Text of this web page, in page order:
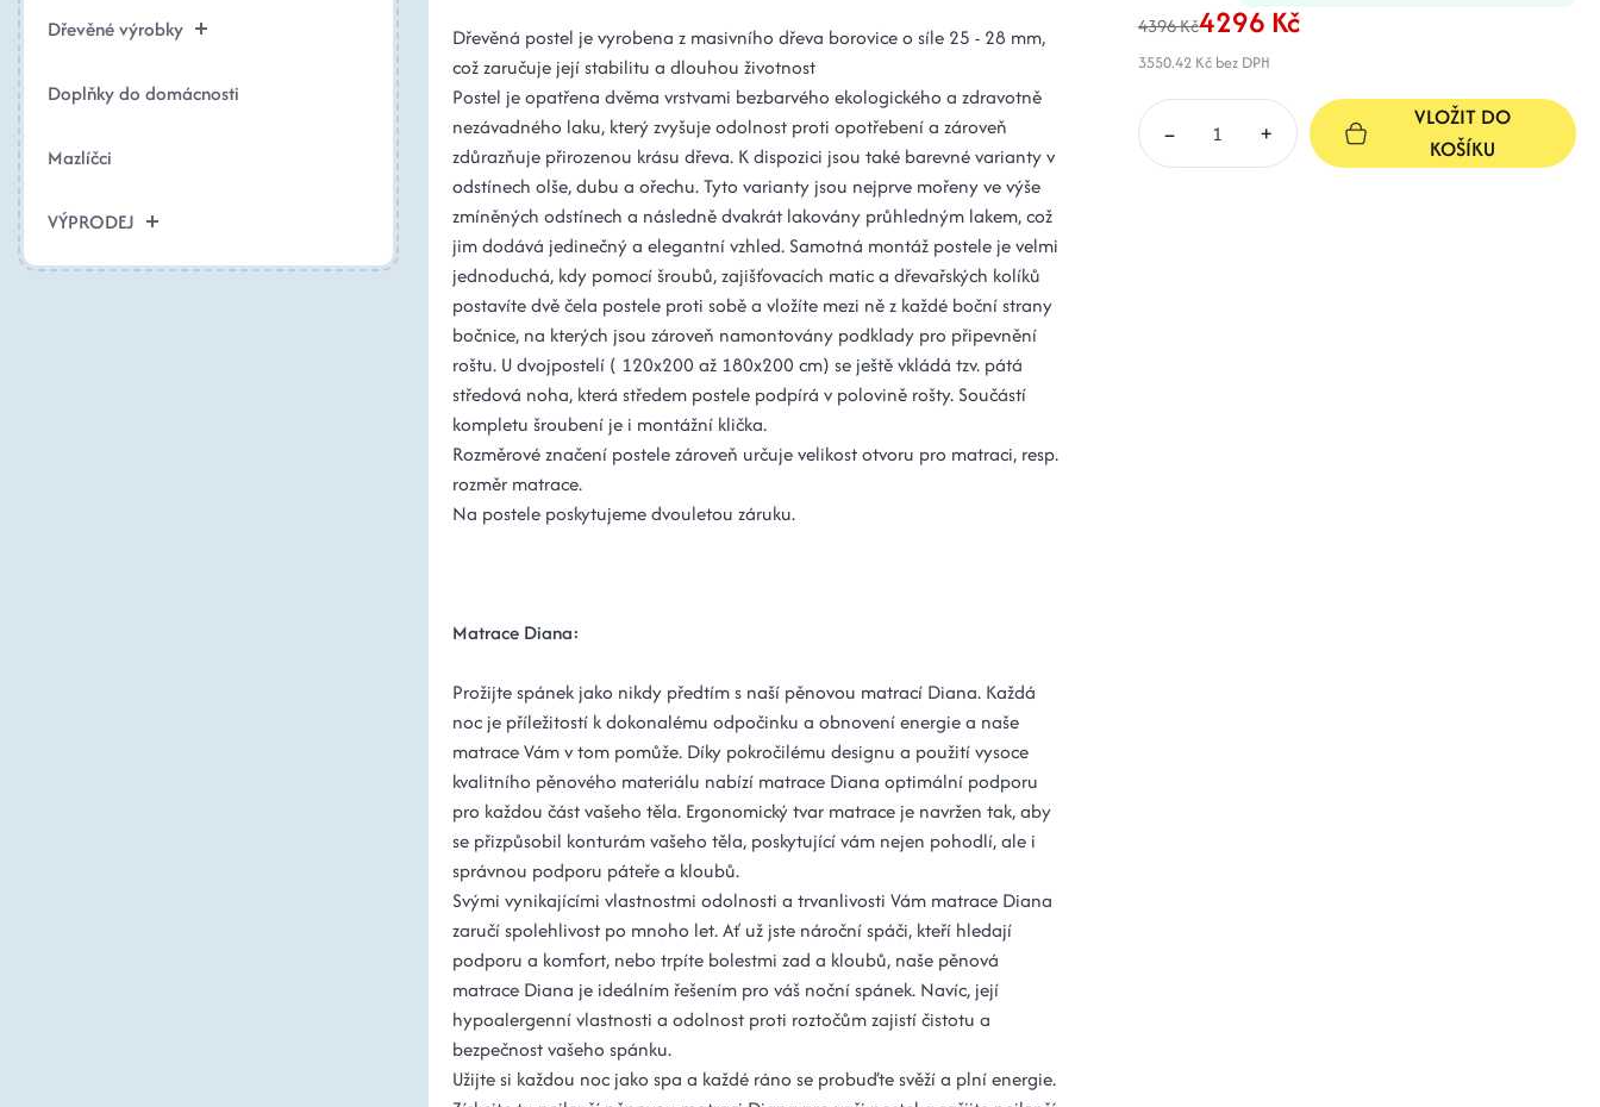
Dřevěné výrobky
Doplňky do domácnosti
Mazlíčci
VÝPRODEJ
Dřevěná postel je vyrobena z masivního dřeva borovice o síle 25 - 28 mm,
což zaručuje její stabilitu a dlouhou životnost
Postel je opatřena dvěma vrstvami bezbarvého ekologického a zdravotně
nezávadného laku, který zvyšuje odolnost proti opotřebení a zároveň
zdůrazňuje přirozenou krásu dřeva. K dispozici jsou také barevné varianty v
odstínech olše, dubu a ořechu. Tyto varianty jsou nejprve mořeny ve výše
zmíněných odstínech a následně dvakrát lakovány průhledným lakem, což
jim dodává jedinečný a elegantní vzhled. Samotná montáž postele je velmi
jednoduchá, kdy pomocí šroubů, zajišťovacích matic a dřevařských kolíků
postavíte dvě čela postele proti sobě a vložíte mezi ně z každé boční strany
bočnice, na kterých jsou zároveň namontovány podklady pro připevnění
roštu. U dvojpostelí ( 120x200 až 180x200 cm) se ještě vkládá tzv. pátá
středová noha, která středem postele podpírá v polovině rošty. Součástí
kompletu šroubení je i montážní klička.
Rozměrové značení postele zároveň určuje velikost otvoru pro matraci, resp.
rozměr matrace.
Na postele poskytujeme dvouletou záruku.
Matrace Diana:
Prožijte spánek jako nikdy předtím s naší pěnovou matrací Diana. Každá
noc je příležitostí k dokonalému odpočinku a obnovení energie a naše
matrace Vám v tom pomůže. Díky pokročilému designu a použití vysoce
kvalitního pěnového materiálu nabízí matrace Diana optimální podporu
pro každou část vašeho těla. Ergonomický tvar matrace je navržen tak, aby
se přizpůsobil konturám vašeho těla, poskytující vám nejen pohodlí, ale i
správnou podporu páteře a kloubů.
Svými vynikajícími vlastnostmi odolnosti a trvanlivosti Vám matrace Diana
zaručí spolehlivost po mnoho let. Ať už jste nároční spáči, kteří hledají
podporu a komfort, nebo trpíte bolestmi zad a kloubů, naše pěnová
matrace Diana je ideálním řešením pro váš noční spánek. Navíc, její
hypoalergenní vlastnosti a odolnost proti roztočům zajistí čistotu a
bezpečnost vašeho spánku.
Užijte si každou noc jako spa a každé ráno se probuďte svěží a plní energie.
4396 Kč4296 Kč
3550.42 Kčbez DPH
– +
VLOŽIT DO
KOŠÍKU